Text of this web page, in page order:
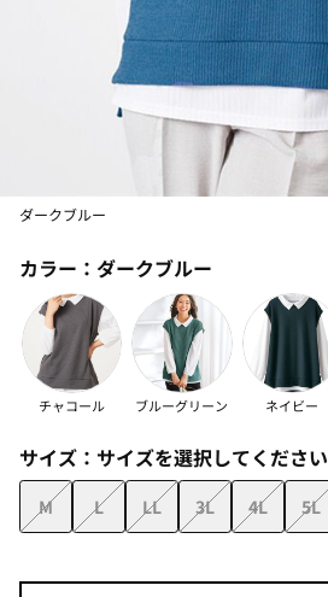
ダークブルー
カラー： ダークブルー
チャコール ブルーグリーン ネイビー
サイズ： サイズを選択してください
M L LL 3L 4L
5L